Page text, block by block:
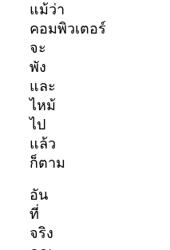
แม้ว่า
คอมพิวเตอร์
จะ
พัง
และ
ไหม้
ไป
แล้ว
ก็ตาม
อัน
ที่
จริง